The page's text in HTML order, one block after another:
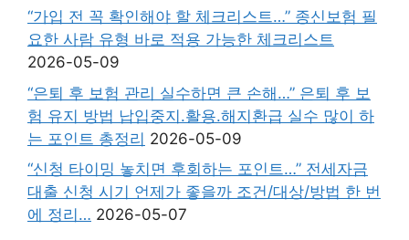
“가입 전 꼭 확인해야 할 체크리스트…” 종신보험 필
요한 사람 유형 바로 적용 가능한 체크리스트
2026-05-09
“은퇴 후 보험 관리 실수하면 큰 손해…” 은퇴 후 보
험 유지 방법 납입중지.활용.해지환급 실수 많이 하
는 포인트 총정리 2026-05-09
“신청 타이밍 놓치면 후회하는 포인트…” 전세자금
대출 신청 시기 언제가 좋을까 조건/대상/방법 한 번
에 정리… 2026-05-07